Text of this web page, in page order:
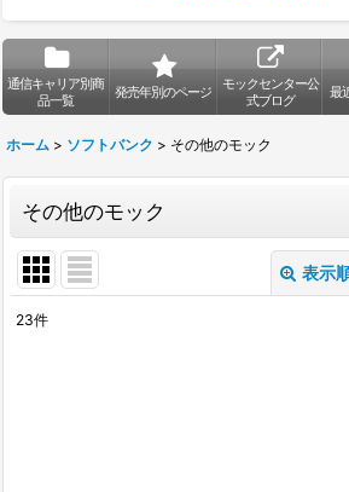
通信キャリア別商
品一覧
発売年別のページ
モックセンター公
式ブログ
最
ホーム > ソフトバンク > その他のモック
その他のモック
表示
23件